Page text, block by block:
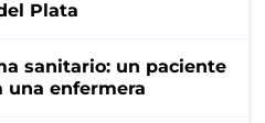
Plata
sanitario: un paciente
una enfermera